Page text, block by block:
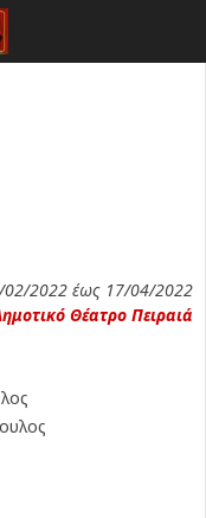
02/2022 έως 17/04/2022
Θέατρο Πειραιά